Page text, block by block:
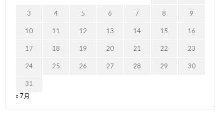
3 4 5 6 7 8 9
10 11 12 13 14 15 16
17 18 19 20 21 22 23
24 25 26 27 28 29 30
31
« 7月